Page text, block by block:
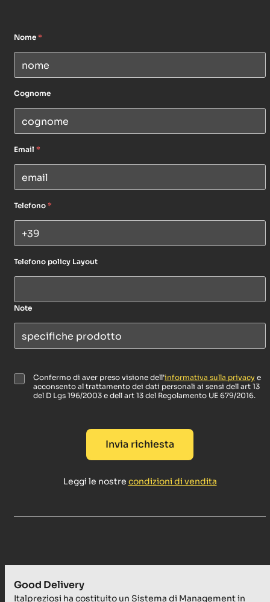
Nome *
Cognome
Email *
Telefono *
Telefono policy Layout
Note
P
y
Confermo di aver preso visione dell’informativa sulla privacy e
acconsento al trattamento dei dati personali ai sensi dell art 13
del D Lgs 196/2003 e dell art 13 del Regolamento UE 679/2016.
Invia richiesta
Leggi le nostre condizioni di vendita
Good Delivery
Italpreziosi ha costituito un Sistema di Management in